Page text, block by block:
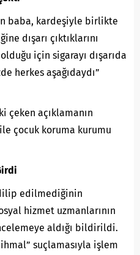
baba, kardeşiyle birlikte
dışarı çıktıklarını
için sigarayı dışarıda
herkes aşağıdaydı”
çeken açıklamanın
çocuk koruma kurumu
edilmediğinin
hizmet uzmanlarının
aldığı bildirildi.
suçlamasıyla işlem